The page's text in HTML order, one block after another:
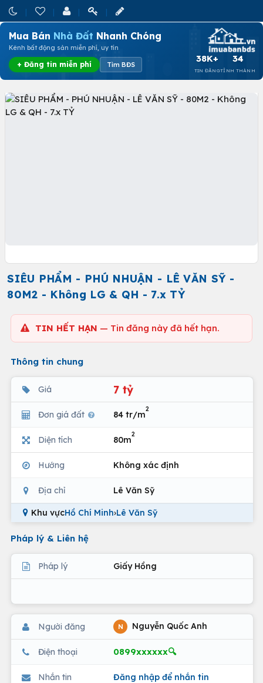
Mua Bán Nhà Đất Nhanh Chóng
Kênh bất động sản miễn phí, uy tín
+ Đăng tin miễn phí Tìm BĐS
38K+
TIN ĐĂNG
34
TỈNH THÀNH
SIÊU PHẨM - PHÚ NHUẬN - LÊ VĂN SỸ -
80M2 - Không LG & QH - 7.x TỶ
TIN HẾT HẠN — Tin đăng này đã hết hạn.
Thông tin chung
Giá 7 tỷ
Đơn giá đất 84 tr/m
2
Diện tích 80m
2
Hướng Không xác định
Địa chỉ Lê Văn Sỹ
Khu vựcHồ Chí Minh›Lê Văn Sỹ
Pháp lý & Liên hệ
Pháp lý Giấy Hồng
Người đăng N Nguyễn Quốc Anh
Điện thoại 0899xxxxxx🔍
Nhắn tin Đăng nhập để nhắn tin